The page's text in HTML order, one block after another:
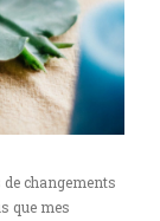
de changements
que mes